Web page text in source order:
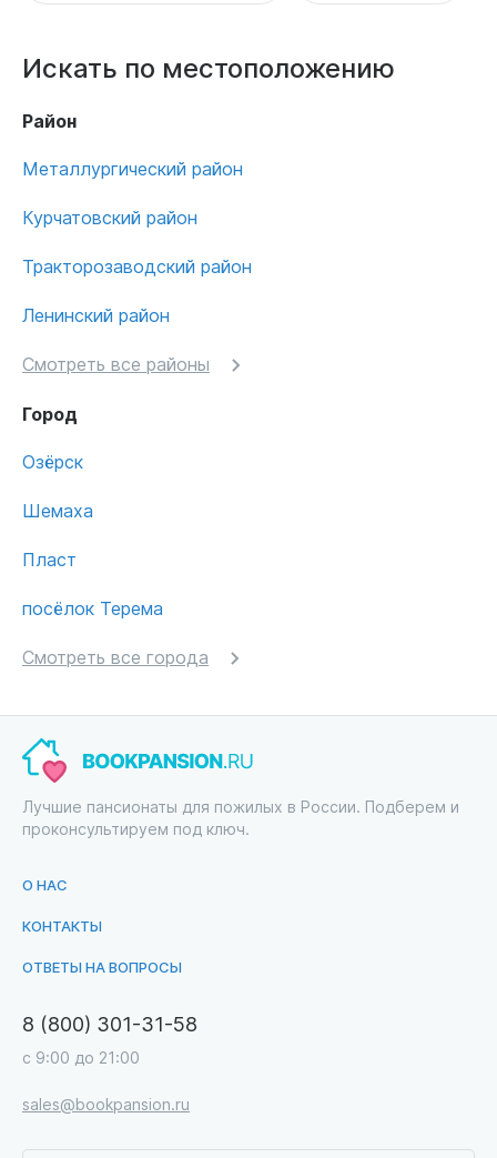
Искать по местоположению
Район
Металлургический район
Курчатовский район
Тракторозаводский район
Ленинский район
Смотреть все районы
Город
Озёрск
Шемаха
Пласт
посёлок Терема
Смотреть все города
Лучшие пансионаты для пожилых в России. Подберем и
проконсультируем под ключ.
О НАС
КОНТАКТЫ
ОТВЕТЫ НА ВОПРОСЫ
8 (800) 301-31-58
с 9:00 до 21:00
sales@bookpansion.ru